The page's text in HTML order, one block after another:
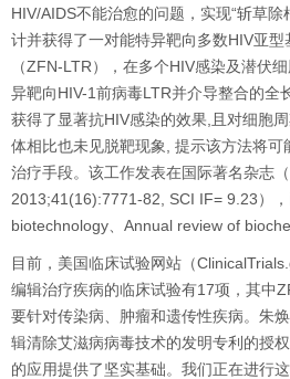
HIV/AIDS不能治愈的问题，实现“斩草
计并获得了一对能特异靶向多数HIV亚型
（ZFN-LTR），在多个HIV感染及潜伏
异靶向HIV-1前病毒LTR并介导整合的全
获得了显著抗HIV感染的效果 且对细胞
体相比也未见脱靶现象
提示该方法将可
治疗手段。该工作发表在国际著名杂志（
2013;41(16):7771-82, SCI IF= 9.23）
biotechnology
Annual review of
目前，美国临床试验网站（
编辑治疗疾病的临床试验有17项，其中
要针对传染病、肿瘤和遗传性疾病。朱
辑清除艾滋病病毒技术的发明专利的授
的应用提供了坚实基础。我们正在进行